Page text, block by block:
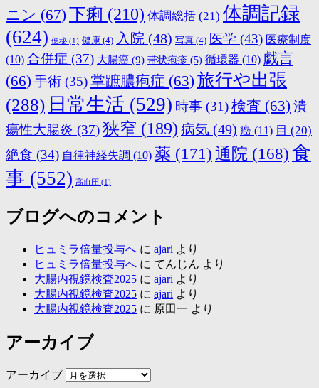
ニン (67) 下痢 (210) 体調総括 (21) 体調記録
(624) 便秘 (1) 健康 (4) 入院 (48) 写真 (4) 医学 (43) 医療制度
(10) 合併症 (37) 大腸癌 (9) 帯状疱疹 (5) 循環器 (10) 戯言
(66) 手術 (35)掌蹠膿疱症 (63) 旅行や出張
(288) 日常生活 (529) 時事 (31)検査 (63) 潰
瘍性大腸炎 (37)狭窄 (189) 病気 (49) 癌 (11) 目 (20)
絶食 (34) 自律神経失調 (10) 薬 (171)通院 (168)食
事 (552) 高血圧 (1)
ブログへのコメント
ヒュミラ倍量投与へ に ajari より
ヒュミラ倍量投与へ に てんじん より
大腸内視鏡検査2025 に ajari より
大腸内視鏡検査2025 に ajari より
大腸内視鏡検査2025 に 原田一 より
アーカイブ
アーカイブ